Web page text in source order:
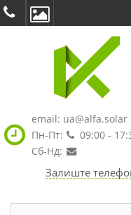
email: ua@alfa.solar
Пн-Пт:
09:00 -
Сб-Нд:
Залиште